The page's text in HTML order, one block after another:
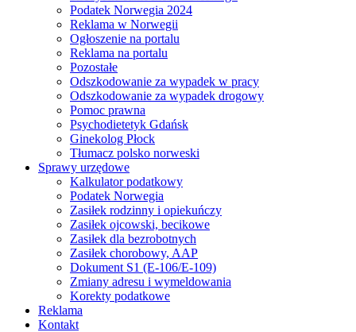
Podatek Norwegia 2024
Reklama w Norwegii
Ogłoszenie na portalu
Reklama na portalu
Pozostałe
Odszkodowanie za wypadek w pracy
Odszkodowanie za wypadek drogowy
Pomoc prawna
Psychodietetyk Gdańsk
Ginekolog Płock
Tłumacz polsko norweski
Sprawy urzędowe
Kalkulator podatkowy
Podatek Norwegia
Zasiłek rodzinny i opiekuńczy
Zasiłek ojcowski, becikowe
Zasiłek dla bezrobotnych
Zasiłek chorobowy, AAP
Dokument S1 (E-106/E-109)
Zmiany adresu i wymeldowania
Korekty podatkowe
Reklama
Kontakt